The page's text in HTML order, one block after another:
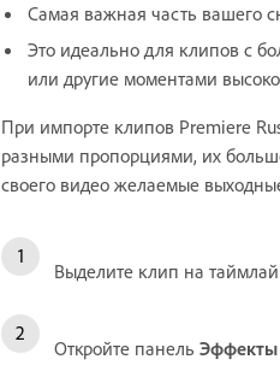
Самая важная часть вашего
Это идеально для клипов с
или другие моментами
При импорте клипов Premiere
разными пропорциями, их
своего видео желаемые
Выделите клип на
Откройте панель Эффекты